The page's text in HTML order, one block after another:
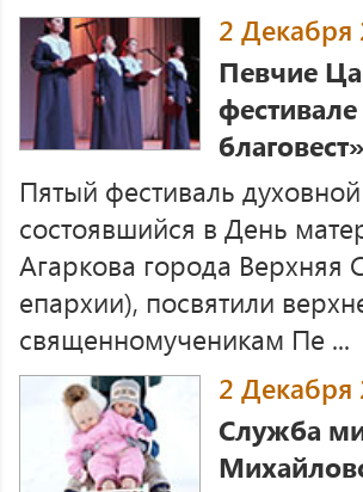
2 Декабря
Певчие
благовест»
Пятый фестиваль
состоявшийся в День
Агаркова города Верхняя
епархии), посвятили
священномученикам Пе ...
2 Декабря
Служба